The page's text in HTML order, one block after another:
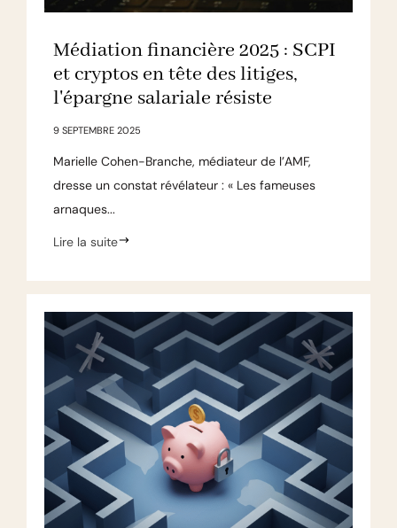
Médiation financière 2025 : SCPI
et cryptos en tête des litiges,
l'épargne salariale résiste
9 SEPTEMBRE 2025
Marielle Cohen-Branche, médiateur de l’AMF,
dresse un constat révélateur : « Les fameuses
arnaques...
Lire la suite